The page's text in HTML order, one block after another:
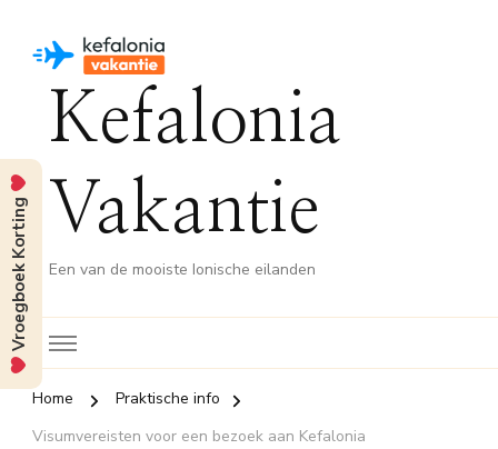
Kefalonia
Vakantie
Een van de mooiste Ionische eilanden
Home
Praktische info
Visumvereisten voor een bezoek aan Kefalonia
Vroegboek Korting